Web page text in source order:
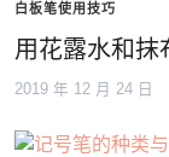
白板笔使用技巧
用花露水和抹
2019 年 12 月 24 日